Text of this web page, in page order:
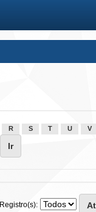
R S T U V
Registro(s):